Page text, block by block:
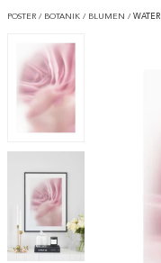
POSTER / BOTANIK / BLUMEN /